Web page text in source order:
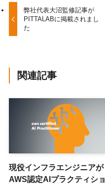
弊社代表大沼監修記事が
PITTALABに掲載されまし
た
関連記事
現役インフラエンジニアが
AWS認定AIプラクティショ